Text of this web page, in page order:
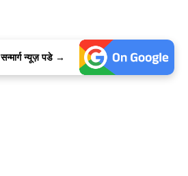
न्यूज़ पडे →